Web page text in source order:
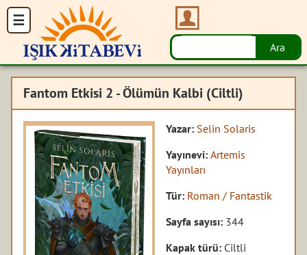
Fantom Etkisi 2 - Ölümün Kalbi (Ciltli)
Yazar: Selin Solaris
Yayınevi:Artemis
Yayınları
Tür: Roman / Fantastik
Sayfa sayısı: 344
Kapak türü: Ciltli